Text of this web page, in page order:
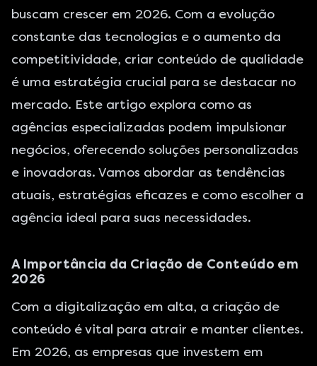
buscam crescer em 2026. Com a evolução
constante das tecnologias e o aumento da
competitividade, criar conteúdo de qualidade
é uma estratégia crucial para se destacar no
mercado. Este artigo explora como as
agências especializadas podem impulsionar
negócios, oferecendo soluções personalizadas
e inovadoras. Vamos abordar as tendências
atuais, estratégias eficazes e como escolher a
agência ideal para suas necessidades.
A Importância da Criação de Conteúdo em
2026
Com a digitalização em alta, a criação de
conteúdo é vital para atrair e manter clientes.
Em 2026, as empresas que investem em